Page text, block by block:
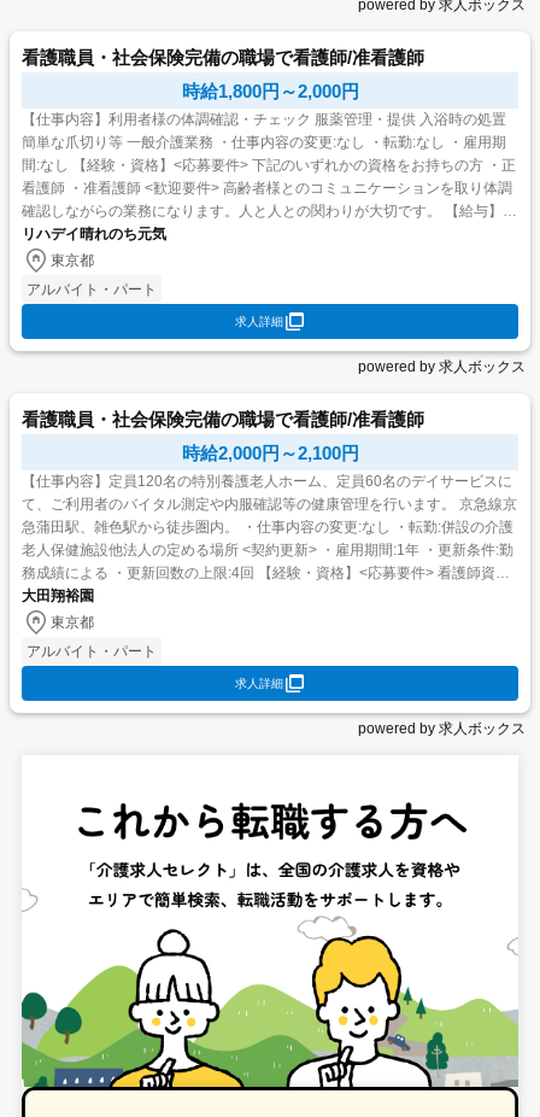
powered by 求人ボックス
看護職員・社会保険完備の職場で看護師/准看護師
時給1,800円～2,000円
【仕事内容】利用者様の体調確認・チェック 服薬管理・提供 入浴時の処置
簡単な爪切り等 一般介護業務 ・仕事内容の変更:なし ・転勤:なし ・雇用期
間:なし 【経験・資格】<応募要件> 下記のいずれかの資格をお持ちの方 ・正
看護師 ・准看護師 <歓迎要件> 高齢者様とのコミュニケーションを取り体調
確認しながらの業務になります。人と人との関わりが大切です。 【給与】時
給 1,800円 〜 2,00...
リハデイ晴れのち元気
東京都
アルバイト・パート
求人詳細
powered by 求人ボックス
看護職員・社会保険完備の職場で看護師/准看護師
時給2,000円～2,100円
【仕事内容】定員120名の特別養護老人ホーム、定員60名のデイサービスに
て、ご利用者のバイタル測定や内服確認等の健康管理を行います。 京急線京
急蒲田駅、雑色駅から徒歩圏内。 ・仕事内容の変更:なし ・転勤:併設の介護
老人保健施設他法人の定める場所 <契約更新> ・雇用期間:1年 ・更新条件:勤
務成績による ・更新回数の上限:4回 【経験・資格】<応募要件> 看護師資格
(准看護師可) <歓迎要...
大田翔裕園
東京都
アルバイト・パート
求人詳細
powered by 求人ボックス